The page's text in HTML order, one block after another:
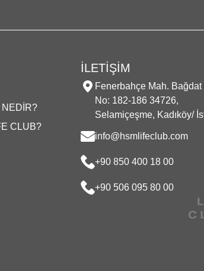
NEDIR?
CLUB?
İLETİŞİM
Fenerbahçe Mah. Bağdat
No: 182-186 34726,
Selamiçeşme, Kadıköy/
info@hsmlifeclub.com
+90 850 400 18 00
+90 506 095 80 00